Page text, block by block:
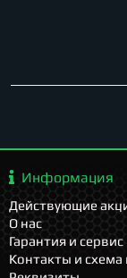
Информация
Действующие
О нас
Гарантия и сервис
Контакты и схема